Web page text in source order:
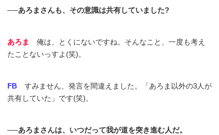
──あろまさんも、その意識は共有していました?
あろま
俺は、とくにないですね。そんなこと、一度も考え
たことないっすよ(笑)。
FB すみません、発言を間違えました。「あろま以外の3人が
共有していた」です(笑)。
──あろまさんは、いつだって我が道を突き進む人だ。